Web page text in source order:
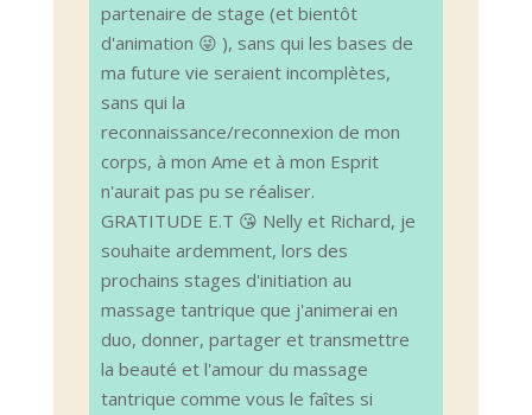
partenaire de stage (et bientôt
d'animation 😜 ), sans qui les bases de
ma future vie seraient incomplètes,
sans qui la
reconnaissance/reconnexion de mon
corps, à mon Ame et à mon Esprit
n'aurait pas pu se réaliser.
GRATITUDE E.T 😘 Nelly et Richard, je
souhaite ardemment, lors des
prochains stages d'initiation au
massage tantrique que j'animerai en
duo, donner, partager et transmettre
la beauté et l'amour du massage
tantrique comme vous le faîtes si